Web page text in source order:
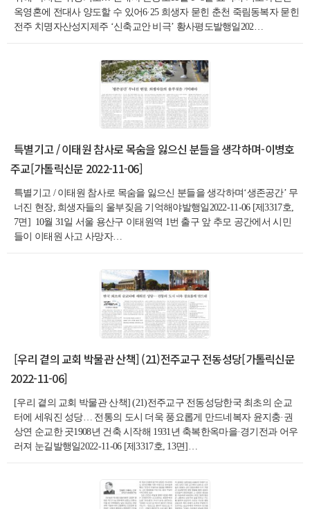
옥영혼에 전대사 양도할 수 있어6·25 희생자 묻힌 춘천 죽림동복자 묻힌
전주 치명자산성지제주 ‘신축교안 비극’ 황사평도발행일202…
특별기고 / 이태원 참사로 목숨을 잃으신 분들을 생각하며-이병호
주교[가톨릭신문 2022-11-06]
특별기고 / 이태원 참사로 목숨을 잃으신 분들을 생각하며‘생존공간’ 무
너진 현장, 희생자들의 울부짖음 기억해야발행일2022-11-06 [제3317호,
7면] 10월 31일 서울 용산구 이태원역 1번 출구 앞 추모 공간에서 시민
들이 이태원 사고 사망자…
[우리 곁의 교회 박물관 산책] (21)전주교구 전동성당[가톨릭신문
2022-11-06]
[우리 곁의 교회 박물관 산책] (21)전주교구 전동성당한국 최초의 순교
터에 세워진 성당… 전통의 도시 더욱 풍요롭게 만드네복자 윤지충·권
상연 순교한 곳1908년 건축 시작해 1931년 축복한옥마을·경기전과 어우
러져 눈길발행일2022-11-06 [제3317호, 13면]…